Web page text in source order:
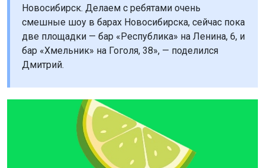
Новосибирск. Делаем с ребятами очень
смешные шоу в барах Новосибирска, сейчас пока
две площадки — бар «Республика» на Ленина, 6, и
бар «Хмельник» на Гоголя, 38», — поделился
Дмитрий.